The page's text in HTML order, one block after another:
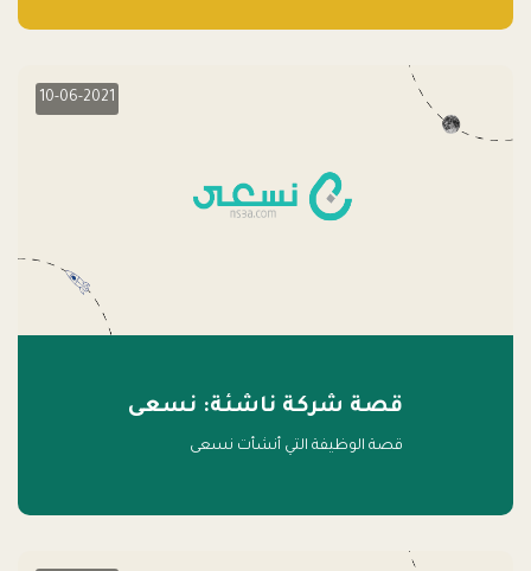
10-06-2021
قصة شركة ناشئة: نسعى
قصة الوظيفة التي أنشأت نسعى